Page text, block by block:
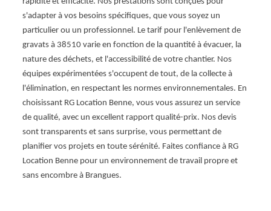
s'adapter à vos besoins spécifiques, que vous soyez un
particulier ou un professionnel. Le tarif pour l'enlèvement de
gravats à 38510 varie en fonction de la quantité à évacuer, la
nature des déchets, et l'accessibilité de votre chantier. Nos
équipes expérimentées s'occupent de tout, de la collecte à
l'élimination, en respectant les normes environnementales. En
choisissant RG Location Benne, vous vous assurez un service
de qualité, avec un excellent rapport qualité-prix. Nos devis
sont transparents et sans surprise, vous permettant de
planifier vos projets en toute sérénité. Faites confiance à RG
Location Benne pour un environnement de travail propre et
sans encombre à Brangues.